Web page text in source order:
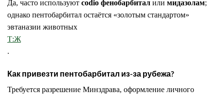
Да, часто используют сodio фенобарбитал или мидазолам;
однако пентобарбитал остаётся «золотым стандартом»
эвтаназии животных
Т:Ж
.
Как привезти пентобарбитал из-за рубежа?
Требуется разрешение Минздрава, оформление личного